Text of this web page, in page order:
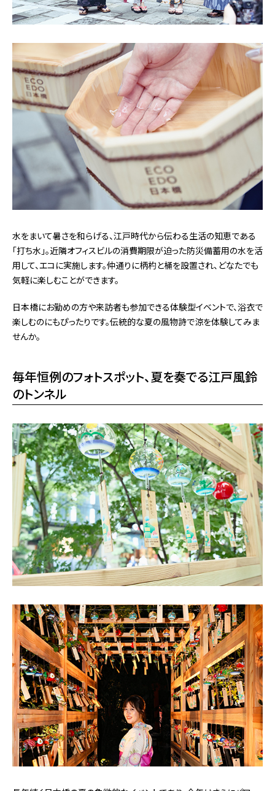
水をまいて暑さを和らげる、江戸時代から伝わる生活の知恵である
「打ち水」。近隣オフィスビルの消費期限が迫った防災備蓄用の水を活
用して、エコに実施します。仲通りに柄杓と桶を設置され、どなたでも
気軽に楽しむことができます。
日本橋にお勤めの方や来訪者も参加できる体験型イベントで、浴衣で
楽しむのにもぴったりです。伝統的な夏の風物詩で涼を体験してみま
せんか。
毎年恒例のフォトスポット、夏を奏でる江戸風鈴
のトンネル